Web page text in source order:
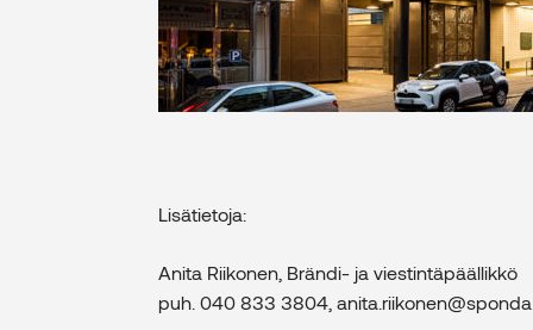
Lisätietoja:
Anita Riikonen, Brändi- ja viestintäpäällikkö
puh. 040 833 3804,